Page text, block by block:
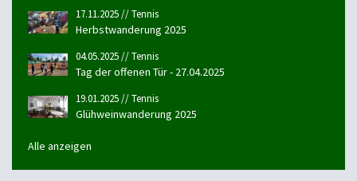
17.11.2025 // Tennis
Herbstwanderung 2025
04.05.2025 // Tennis
Tag der offenen Tür - 27.04.2025
19.01.2025 // Tennis
Glühweinwanderung 2025
Alle anzeigen